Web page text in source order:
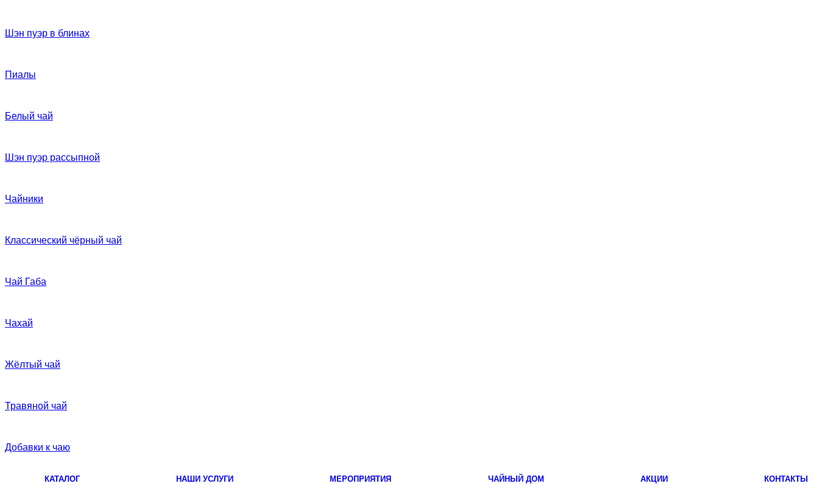
Шэн пуэр в блинах
Пиалы
Белый чай
Шэн пуэр рассыпной
Чайники
Классический чёрный чай
Чай Габа
Чахай
Жёлтый чай
Травяной чай
Добавки к чаю
КАТАЛОГ НАШИ УСЛУГИ МЕРОПРИЯТИЯ ЧАЙНЫЙ ДОМ АКЦИИ КОНТАКТЫ